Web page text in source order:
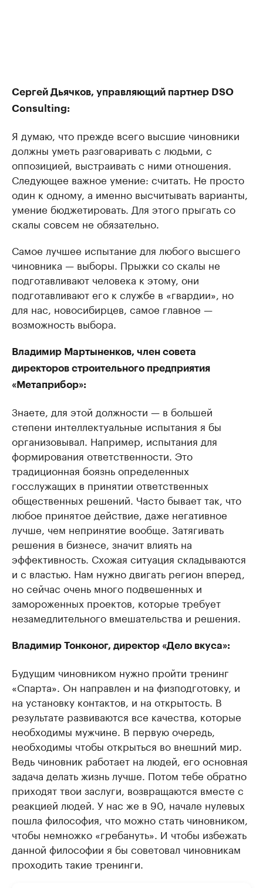
Сергей Дьячков, управляющий партнер DSO
Consulting:
Я думаю, что прежде всего высшие чиновники
должны уметь разговаривать с людьми, с
оппозицией, выстраивать с ними отношения.
Следующее важное умение: считать. Не просто
один к одному, а именно высчитывать варианты,
умение бюджетировать. Для этого прыгать со
скалы совсем не обязательно.
Самое лучшее испытание для любого высшего
чиновника — выборы. Прыжки со скалы не
подготавливают человека к этому, они
подготавливают его к службе в «гвардии», но
для нас, новосибирцев, самое главное —
возможность выбора.
Владимир Мартыненков, член совета
директоров строительного предприятия
«Метаприбор»:
Знаете, для этой должности — в большей
степени интеллектуальные испытания я бы
организовывал. Например, испытания для
формирования ответственности. Это
традиционная боязнь определенных
госслужащих в принятии ответственных
общественных решений. Часто бывает так, что
любое принятое действие, даже негативное
лучше, чем непринятие вообще. Затягивать
решения в бизнесе, значит влиять на
эффективность. Схожая ситуация складываются
и с властью. Нам нужно двигать регион вперед,
но сейчас очень много подвешенных и
замороженных проектов, которые требует
незамедлительного вмешательства и решения.
Владимир Тонконог, директор «Дело вкуса»:
Будущим чиновником нужно пройти тренинг
«Спарта». Он направлен и на физподготовку, и
на установку контактов, и на открытость. В
результате развиваются все качества, которые
необходимы мужчине. В первую очередь,
необходимы чтобы открыться во внешний мир.
Ведь чиновник работает на людей, его основная
задача делать жизнь лучше. Потом тебе обратно
приходят твои заслуги, возвращаются вместе с
реакцией людей. У нас же в 90, начале нулевых
пошла философия, что можно стать чиновником,
чтобы немножко «гребануть». И чтобы избежать
данной философии я бы советовал чиновникам
проходить такие тренинги.